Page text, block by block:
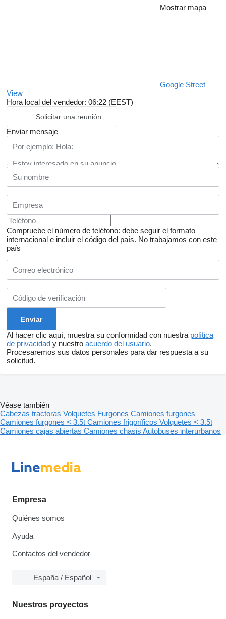
Mostrar mapa
Google Street
View
Hora local del vendedor: 06:22 (EEST)
Solicitar una reunión
Enviar mensaje
Compruebe el número de teléfono: debe seguir el formato
internacional e incluir el código del país. No trabajamos con este
país
Al hacer clic aquí, muestra su conformidad con nuestra política
de privacidad y nuestro acuerdo del usuario.
Procesaremos sus datos personales para dar respuesta a su
solicitud.
Véase también
Cabezas tractoras Volquetes Furgones Camiones furgones
Camiones furgones < 3.5t Camiones frigoríficos Volquetes < 3.5t
Camiones cajas abiertas Camiones chasis Autobuses interurbanos
Empresa
Quiénes somos
Ayuda
Contactos del vendedor
España / Español
Nuestros proyectos